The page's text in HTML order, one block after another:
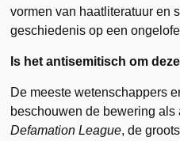
vormen van haatliteratuur en
geschiedenis op een
Is het antisemitisch om
De meeste wetenschappers
beschouwen de bewering
Defamation League, de